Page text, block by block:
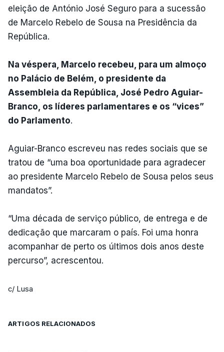
eleição de António José Seguro para a sucessão
de Marcelo Rebelo de Sousa na Presidência da
República.
Na véspera, Marcelo recebeu, para um almoço
no Palácio de Belém, o presidente da
Assembleia da República, José Pedro Aguiar-
Branco, os líderes parlamentares e os “vices”
do Parlamento.
Aguiar-Branco escreveu nas redes sociais que se
tratou de “uma boa oportunidade para agradecer
ao presidente Marcelo Rebelo de Sousa pelos seus
mandatos”.
“Uma década de serviço público, de entrega e de
dedicação que marcaram o país. Foi uma honra
acompanhar de perto os últimos dois anos deste
percurso”, acrescentou.
c/ Lusa
ARTIGOS RELACIONADOS